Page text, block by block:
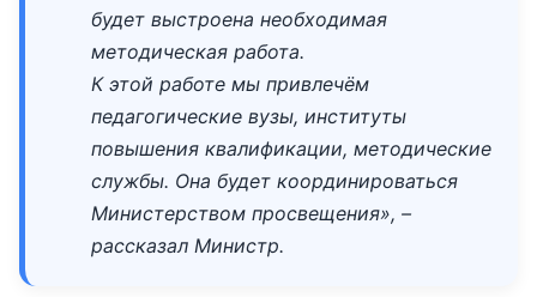
будет выстроена необходимая
методическая работа.
К этой работе мы привлечём
педагогические вузы, институты
повышения квалификации, методические
службы. Она будет координироваться
Министерством просвещения», –
рассказал Министр.